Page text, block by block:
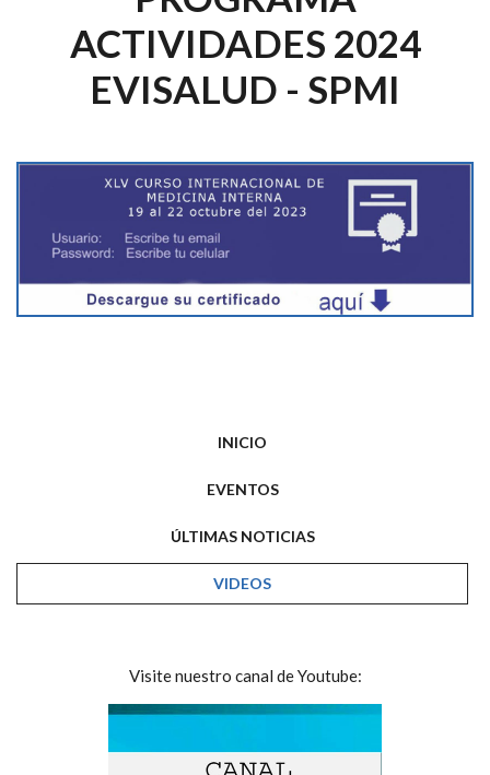
ACTIVIDADES 2024
EVISALUD - SPMI
INICIO
EVENTOS
ÚLTIMAS NOTICIAS
VIDEOS
Visite nuestro canal de Youtube: